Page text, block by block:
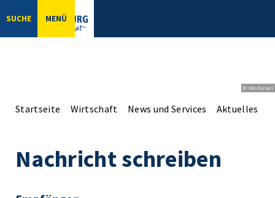
SUCHE MENÜ
© bbsferrari
Startseite Wirtschaft News und Services Aktuelles
Nachricht schreiben